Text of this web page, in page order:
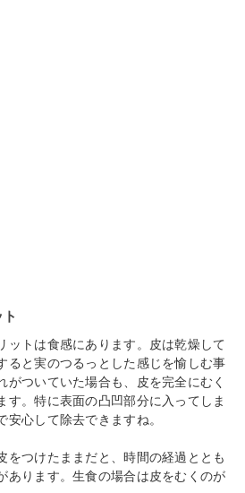
ットは食感にあります。皮は乾燥して
ると実のつるっとした感じを愉しむ事
がついていた場合も、皮を完全にむく
す。特に表面の凸凹部分に入ってしま
安心して除去できますね。
をつけたままだと、時間の経過ととも
あります。生食の場合は皮をむくのが